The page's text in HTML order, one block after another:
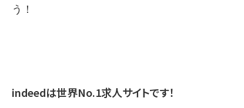
う！
indeedは世界No.1求人サイトです！